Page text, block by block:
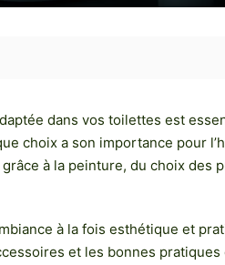
dans vos toilettes est
choix a son importance pour
à la peinture, du choix des
à la fois esthétique et
et les bonnes pratiques